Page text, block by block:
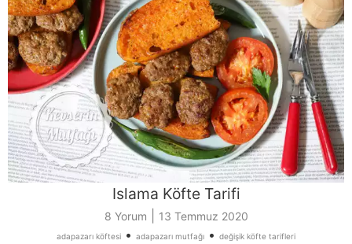
Islama Köfte Tarifi
8 Yorum 13 Temmuz 2020
adapazarı köftesi • adapazarı mutfağı • değişik köfte tarifleri